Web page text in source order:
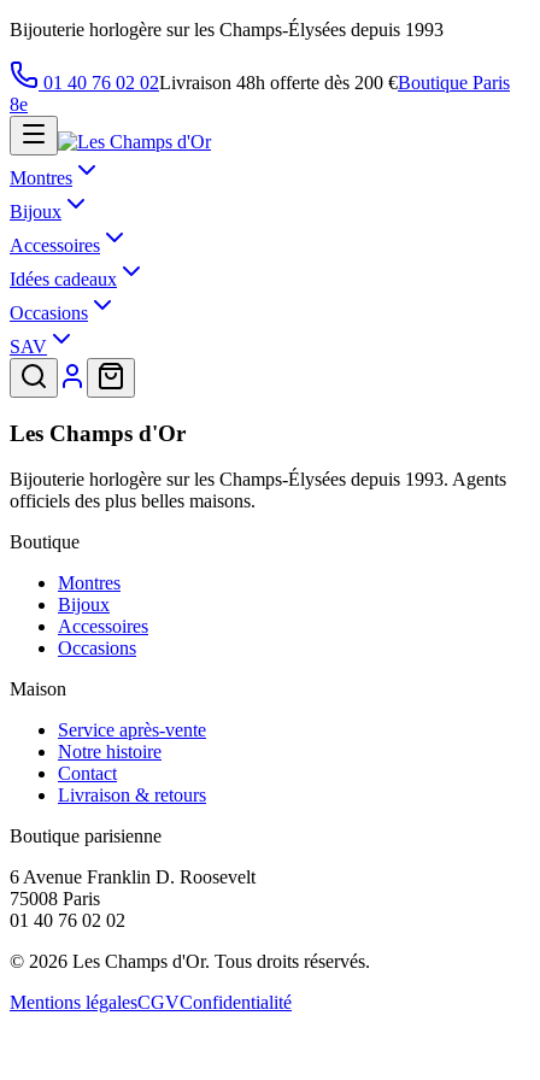
Bijouterie horlogère sur les Champs-Élysées depuis 1993
01 40 76 02 02Livraison 48h offerte dès 200 €Boutique Paris
8e
Montres
Bijoux
Accessoires
Idées cadeaux
Occasions
SAV
Les Champs d'Or
Bijouterie horlogère sur les Champs-Élysées depuis 1993. Agents
officiels des plus belles maisons.
Boutique
Montres
Bijoux
Accessoires
Occasions
Maison
Service après-vente
Notre histoire
Contact
Livraison & retours
Boutique parisienne
6 Avenue Franklin D. Roosevelt
75008 Paris
01 40 76 02 02
© 2026 Les Champs d'Or. Tous droits réservés.
Mentions légalesCGVConfidentialité